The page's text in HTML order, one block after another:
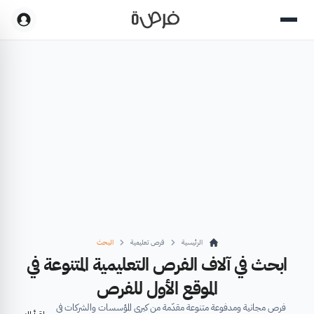
الرئيسية فرص تعليمية البحث
ابحث في آلاف الفرص التعليمية المتنوعة في
الموقع الأول للفرص
فرص مجانية ومدفوعة متنوعة مقدّمة من كبرى المؤسسات والشركات في